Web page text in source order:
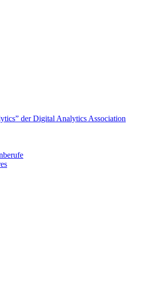
der Digital Analytics Association